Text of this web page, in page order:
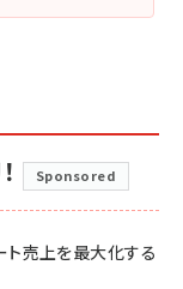
Sponsored
ト売上を最大化する